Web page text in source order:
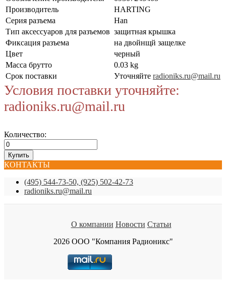
Производитель
HARTING
Серия разъема
Han
Тип аксессуаров для разъемов защитная крышка
Фиксация разъема
на двойнщй защелке
Цвет
черный
Масса брутто
0.03 kg
Срок поставки
Уточняйте radioniks.ru@mail.ru
Условия поставки уточняйте:
radioniks.ru@mail.ru
Количество:
КОНТАКТЫ
(495) 544-73-50, (925) 502-42-73
radioniks.ru@mail.ru
О компании Новости Статьи
2026 ООО "Компания Радионикс"